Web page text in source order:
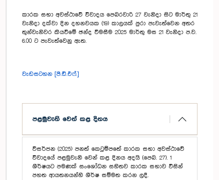
කාරක සභා අවස්ථාවේ විවාදය පෙබරවාරි 27 වැනිදා සිට මාර්තු 21
වැනිදා දක්වා දින දහනවයක (19) කාලයක් පුරා පැවැත්වෙන අතර
තුන්වැනිවර කියවීමේ ඡන්ද විමසීම 2025 මාර්තු මස 21 වැනිදා ප.ව.
6.00 ට පැවැත්වෙනු ඇත.
වැඩසටහන [පී.ඩී.එෆ්.]
පළමුවැනි වෙන් කළ දිනය
විසර්ජන (2025) පනත් කෙටුම්පතේ කාරක සභා අවස්ථාවේ
විවාදයේ පළමුවැනි වෙන් කළ දිනය අදයි (පෙබ. 27). 1
ශීර්ෂයට පමණක් සංශෝධන සහිතව කාරක සභාව විසින්
පහත ආයතනයන්හි ශීර්ෂ සම්මත කරන ලදී.